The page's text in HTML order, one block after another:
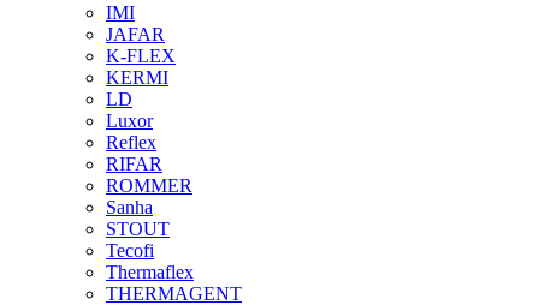
IMI
JAFAR
K-FLEX
KERMI
LD
Luxor
Reflex
RIFAR
ROMMER
Sanha
STOUT
Tecofi
Thermaflex
THERMAGENT